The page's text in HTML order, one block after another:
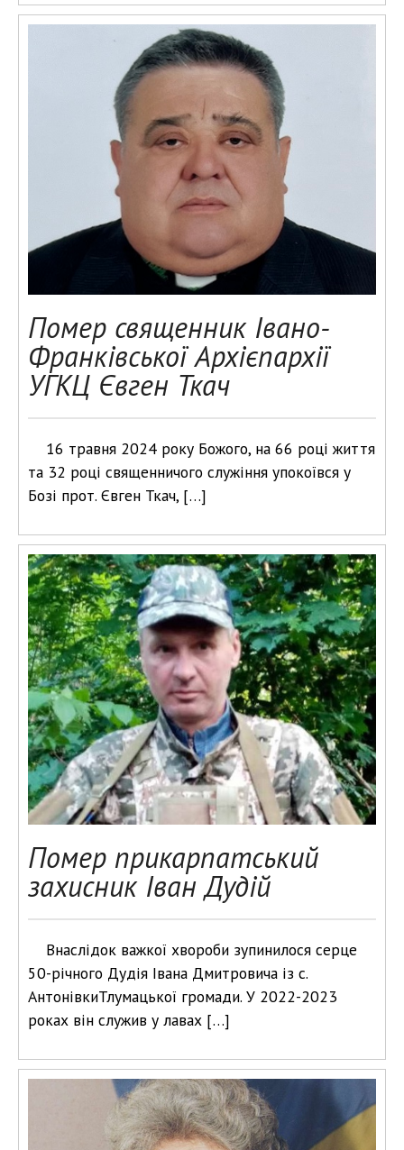
Помер священник Івано-
Франківської Архієпархії
УГКЦ Євген Ткач
16 травня 2024 року Божого, на 66 році життя
та 32 році священничого служіння упокоївся у
Бозі прот. Євген Ткач, […]
Помер прикарпатський
захисник Іван Дудій
Внаслідок важкої хвороби зупинилося серце
50-річного Дудія Івана Дмитровича із с.
АнтонівкиТлумацької громади. У 2022-2023
роках він служив у лавах […]